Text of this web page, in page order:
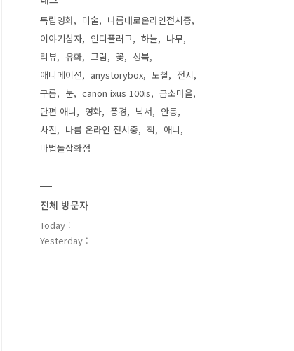
독립영화 미술
나름대로온라인전시중
이야기상자
인디플러그 하늘
나무
리뷰
유화 그림 꽃
성북
애니메이션
anystorybox 도철
전시
구름
눈 canon ixus 100is
금소마을
단편 애니
영화 풍경 낙서
안동
사진
나름 온라인 전시중 책
애니
마법돌잡화점
전체 방문자
Today :
Yesterday :